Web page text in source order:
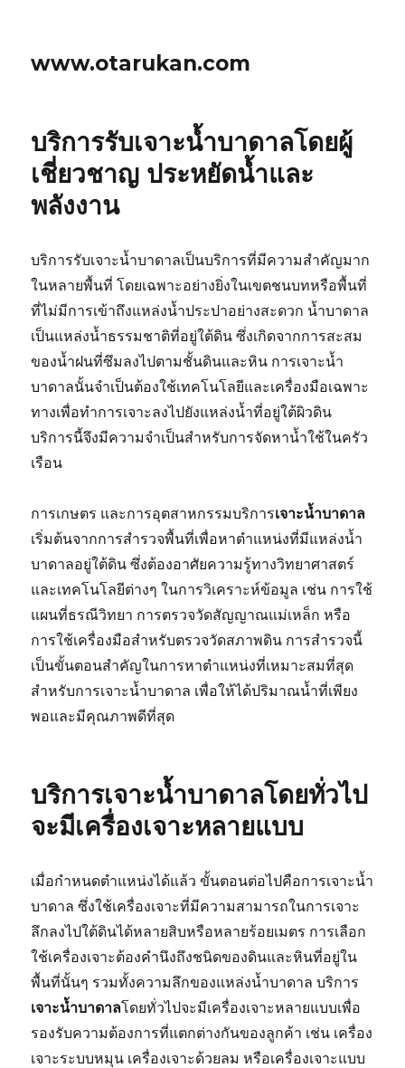
www.otarukan.com
บริการรับเจาะน้ำบาดาลโดยผู้
เชี่ยวชาญ ประหยัดน้ำและ
พลังงาน
บริการรับเจาะน้ำบาดาลเป็นบริการที่มีความสำคัญมาก
ในหลายพื้นที่ โดยเฉพาะอย่างยิ่งในเขตชนบทหรือพื้นที่
ที่ไม่มีการเข้าถึงแหล่งน้ำประปาอย่างสะดวก น้ำบาดาล
เป็นแหล่งน้ำธรรมชาติที่อยู่ใต้ดิน ซึ่งเกิดจากการสะสม
ของน้ำฝนที่ซึมลงไปตามชั้นดินและหิน การเจาะน้ำ
บาดาลนั้นจำเป็นต้องใช้เทคโนโลยีและเครื่องมือเฉพาะ
ทางเพื่อทำการเจาะลงไปยังแหล่งน้ำที่อยู่ใต้ผิวดิน
บริการนี้จึงมีความจำเป็นสำหรับการจัดหาน้ำใช้ในครัว
เรือน
การเกษตร และการอุตสาหกรรมบริการเจาะน้ำบาดาล
เริ่มต้นจากการสำรวจพื้นที่เพื่อหาตำแหน่งที่มีแหล่งน้ำ
บาดาลอยู่ใต้ดิน ซึ่งต้องอาศัยความรู้ทางวิทยาศาสตร์
และเทคโนโลยีต่างๆ ในการวิเคราะห์ข้อมูล เช่น การใช้
แผนที่ธรณีวิทยา การตรวจวัดสัญญาณแม่เหล็ก หรือ
การใช้เครื่องมือสำหรับตรวจวัดสภาพดิน การสำรวจนี้
เป็นขั้นตอนสำคัญในการหาตำแหน่งที่เหมาะสมที่สุด
สำหรับการเจาะน้ำบาดาล เพื่อให้ได้ปริมาณน้ำที่เพียง
พอและมีคุณภาพดีที่สุด
บริการเจาะน้ำบาดาลโดยทั่วไป
จะมีเครื่องเจาะหลายแบบ
เมื่อกำหนดตำแหน่งได้แล้ว ขั้นตอนต่อไปคือการเจาะน้ำ
บาดาล ซึ่งใช้เครื่องเจาะที่มีความสามารถในการเจาะ
ลึกลงไปใต้ดินได้หลายสิบหรือหลายร้อยเมตร การเลือก
ใช้เครื่องเจาะต้องคำนึงถึงชนิดของดินและหินที่อยู่ใน
พื้นที่นั้นๆ รวมทั้งความลึกของแหล่งน้ำบาดาล บริการ
เจาะน้ำบาดาลโดยทั่วไปจะมีเครื่องเจาะหลายแบบเพื่อ
รองรับความต้องการที่แตกต่างกันของลูกค้า เช่น เครื่อง
เจาะระบบหมุน เครื่องเจาะด้วยลม หรือเครื่องเจาะแบบ